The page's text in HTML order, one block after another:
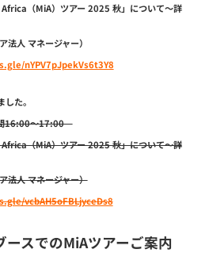
（MiA）ツアー 2025 秋」について～詳
法人 マネージャー）
nYPV7pJpekVs6t3Y8
た。
間16:00～17:00
（MiA）ツアー 2025 秋」について～詳
法人 マネージャー）
vcbAH5oFBLjyceDs8
ースでのMiAツアーご案内